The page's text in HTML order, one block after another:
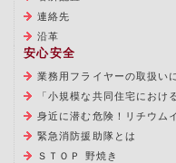
連絡先
沿革
安心安全
業務用フライヤーの取扱い
「小規模な共同住宅におけ
身近に潜む危険！リチウム
緊急消防援助隊とは
ＳＴＯＰ 野焼き